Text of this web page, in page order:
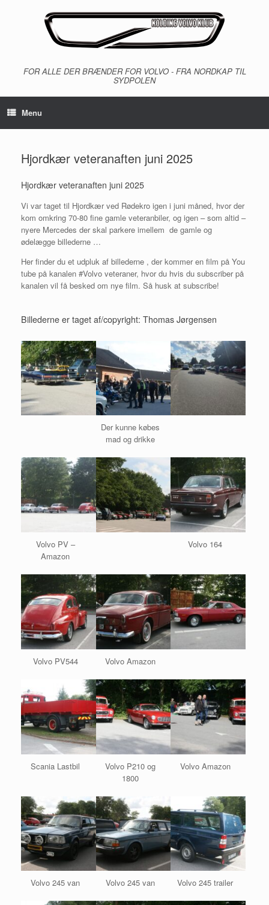
FOR ALLE DER BRÆNDER FOR VOLVO - FRA NORDKAP TIL
SYDPOLEN
Menu
Hjordkær veteranaften juni 2025
Hjordkær veteranaften juni 2025
Vi var taget til Hjordkær ved Rødekro igen i juni måned, hvor der
kom omkring 70-80 fine gamle veteranbiler, og igen – som altid –
nyere Mercedes der skal parkere imellem de gamle og
ødelægge billederne …
Her finder du et udpluk af billederne , der kommer en film på You
tube på kanalen #Volvo veteraner, hvor du hvis du subscriber på
kanalen vil få besked om nye film. Så husk at subscribe!
Billederne er taget af/copyright: Thomas Jørgensen
Der kunne købes
mad og drikke
Volvo PV –
Amazon
Volvo 164
Volvo PV544 Volvo Amazon
Scania Lastbil
Volvo P210 og
1800
Volvo Amazon
Volvo 245 van Volvo 245 van Volvo 245 trailer